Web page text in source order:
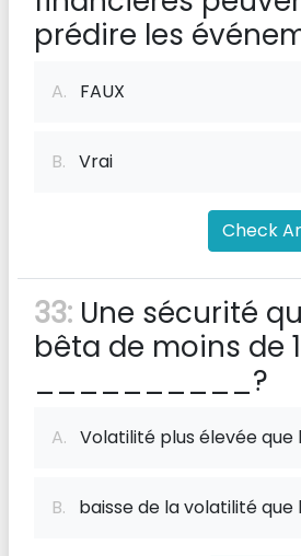
prédire les
A. FAUX
B. Vrai
Check
33: Une sécurité
bêta de moins de
__________?
A. Volatilité plus élevée
B. baisse de la volatilité